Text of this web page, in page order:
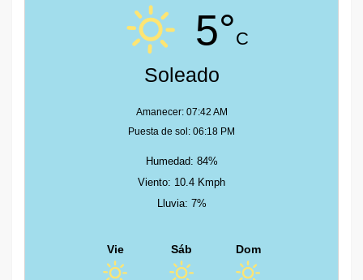
5°C
Soleado
Amanecer: 07:42 AM
Puesta de sol: 06:18 PM
Humedad: 84%
Viento: 10.4 Kmph
Lluvia: 7%
Vie Sáb Dom